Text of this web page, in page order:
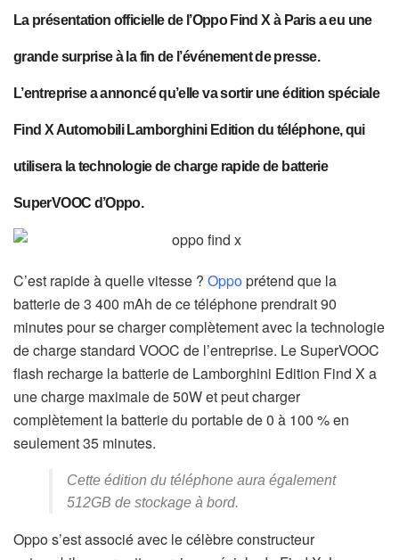
La présentation officielle de l’Oppo Find X à Paris a eu une
grande surprise à la fin de l’événement de presse.
L’entreprise a annoncé qu’elle va sortir une édition spéciale
Find X Automobili Lamborghini Edition du téléphone, qui
utilisera la technologie de charge rapide de batterie
SuperVOOC d’Oppo.
C’est rapide à quelle vitesse ? Oppoprétend que la
batterie de 3 400 mAh de ce téléphone prendrait 90
minutes pour se charger complètement avec la technologie
de charge standard VOOC de l’entreprise. Le SuperVOOC
flash recharge la batterie de Lamborghini Edition Find X a
une charge maximale de 50W et peut charger
complètement la batterie du portable de 0 à 100 % en
seulement 35 minutes.
Cette édition du téléphone aura également
512GB de stockage à bord.
Oppo s’est associé avec le célèbre constructeur